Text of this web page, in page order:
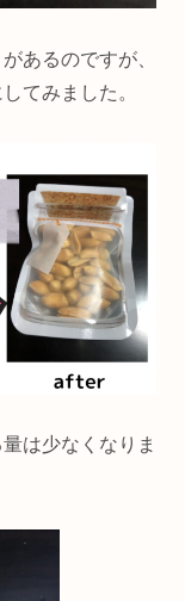
あるのですが、
てみました。
は少なくなりま